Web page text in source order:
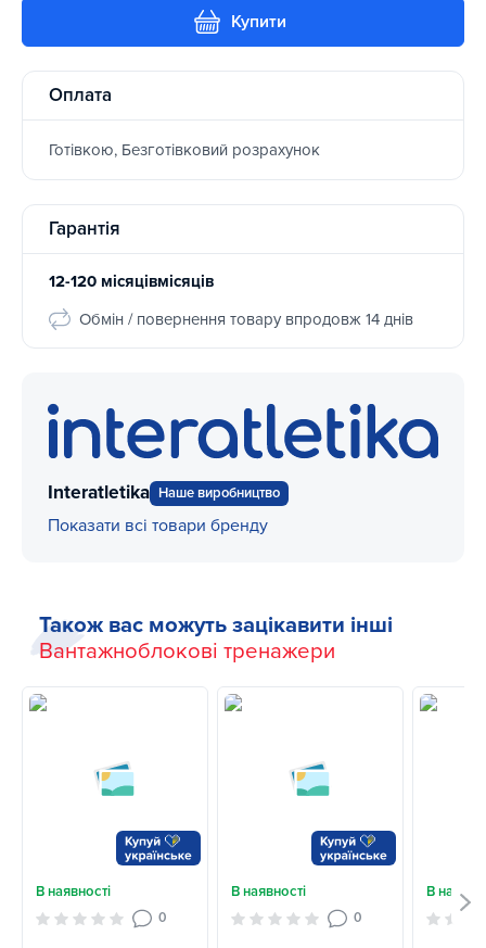
Купити
Оплата
Готівкою, Безготівковий розрахунок
Гарантія
12-120 місяцівмісяців
Обмін / повернення товару впродовж 14 днів
Interatletika Наше виробництво
Показати всі товари бренду
Також вас можуть зацікавити інші
Вантажноблокові тренажери
В наявності
0
В наявності
0
В